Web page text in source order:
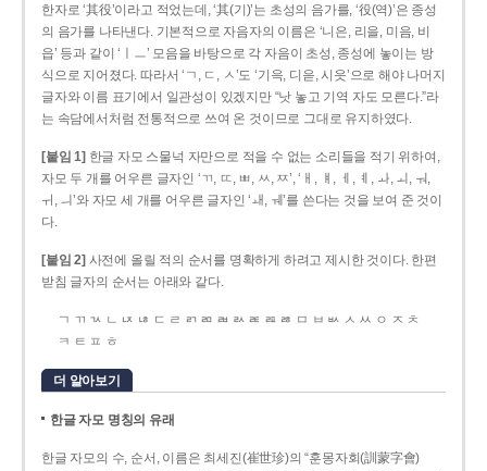
한자로 ‘其役’이라고 적었는데, ‘其(기)’는 초성의 음가를, ‘役(역)’은 종성
의 음가를 나타낸다. 기본적으로 자음자의 이름은 ‘니은, 리을, 미음, 비
읍’ 등과 같이 ‘ㅣㅡ’ 모음을 바탕으로 각 자음이 초성, 종성에 놓이는 방
식으로 지어졌다. 따라서 ‘ㄱ, ㄷ, ㅅ’도 ‘기윽, 디읃, 시읏’으로 해야 나머지
글자와 이름 표기에서 일관성이 있겠지만 “낫 놓고 기역 자도 모른다.”라
는 속담에서처럼 전통적으로 쓰여 온 것이므로 그대로 유지하였다.
[붙임 1] 한글 자모 스물넉 자만으로 적을 수 없는 소리들을 적기 위하여,
자모 두 개를 어우른 글자인 ‘ㄲ, ㄸ, ㅃ, ㅆ, ㅉ’, ‘ㅐ, ㅒ, ㅔ, ㅖ, ㅘ, ㅚ, ㅝ,
ㅟ, ㅢ’와 자모 세 개를 어우른 글자인 ‘ㅙ, ㅞ’를 쓴다는 것을 보여 준 것이
다.
[붙임 2] 사전에 올릴 적의 순서를 명확하게 하려고 제시한 것이다. 한편
받침 글자의 순서는 아래와 같다.
ㄱ ㄲ ㄳ ㄴ ㄵ ㄶ ㄷ ㄹ ㄺ ㄻ ㄼ ㄽ ㄾ ㄿ ㅀ ㅁ ㅂ ㅄ ㅅ ㅆ ㅇ ㅈ ㅊ
ㅋ ㅌ ㅍ ㅎ
더 알아보기
한글 자모 명칭의 유래
한글 자모의 수, 순서, 이름은 최세진(崔世珍)의 “훈몽자회(訓蒙字會)